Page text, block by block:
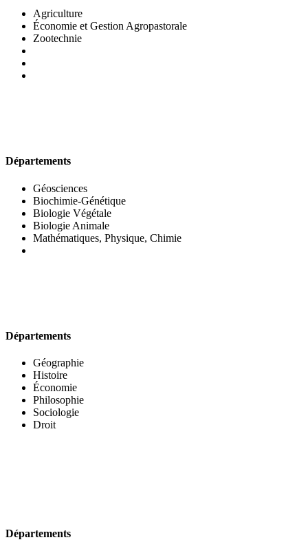
Agriculture
Économie et Gestion Agropastorale
Zootechnie
Départements
Géosciences
Biochimie-Génétique
Biologie Végétale
Biologie Animale
Mathématiques, Physique, Chimie
Départements
Géographie
Histoire
Économie
Philosophie
Sociologie
Droit
Départements